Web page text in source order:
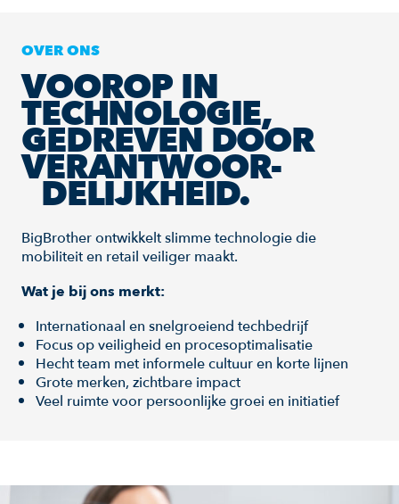
OVER ONS
VOOROP IN
TECHNOLOGIE,
GEDREVEN DOOR
VERANTWOOR-
DELIJKHEID.
BigBrother ontwikkelt slimme technologie die
mobiliteit en retail veiliger maakt.
Wat je bij ons merkt:
Internationaal en snelgroeiend techbedrijf
Focus op veiligheid en procesoptimalisatie
Hecht team met informele cultuur en korte lijnen
Grote merken, zichtbare impact
Veel ruimte voor persoonlijke groei en initiatief